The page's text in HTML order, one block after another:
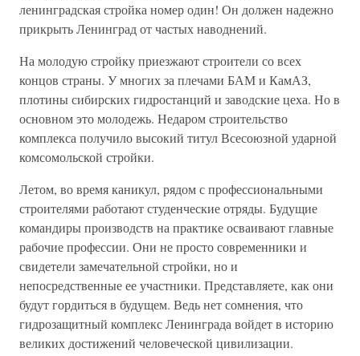
ленинградская стройка номер один! Он должен надежно
прикрыть Ленинград от частых наводнений.
На молодую стройку приезжают строители со всех
концов страны. У многих за плечами БАМ и КамАЗ,
плотины сибирских гидростанций и заводские цеха. Но в
основном это молодежь. Недаром строительство
комплекса получило высокий титул Всесоюзной ударной
комсомольской стройки.
Летом, во время каникул, рядом с профессиональными
строителями работают студенческие отряды. Будущие
командиры производств на практике осваивают главные
рабочие профессии. Они не просто современники и
свидетели замечательной стройки, но и
непосредственные ее участники. Представляете, как они
будут гордиться в будущем. Ведь нет сомнения, что
гидрозащитный комплекс Ленинграда войдет в историю
великих достижений человеческой цивилизации.